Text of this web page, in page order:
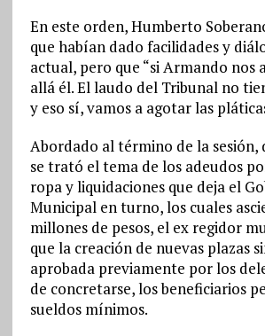
En este orden, Humberto
que habían dado facilidades y
actual, pero que “si Armando nos
allá él. El laudo del Tribunal no
y eso sí, vamos a agotar las
Abordado al término de la sesión,
se trató el tema de los adeudos
ropa y liquidaciones que deja el
Municipal en turno, los cuales
millones de pesos, el ex regidor
que la creación de nuevas plazas
aprobada previamente por los
de concretarse, los beneficiarios
sueldos mínimos.